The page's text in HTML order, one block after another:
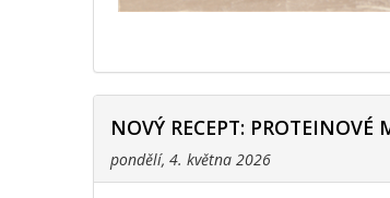
NOVÝ RECEPT:
pondělí, 4. května 2026